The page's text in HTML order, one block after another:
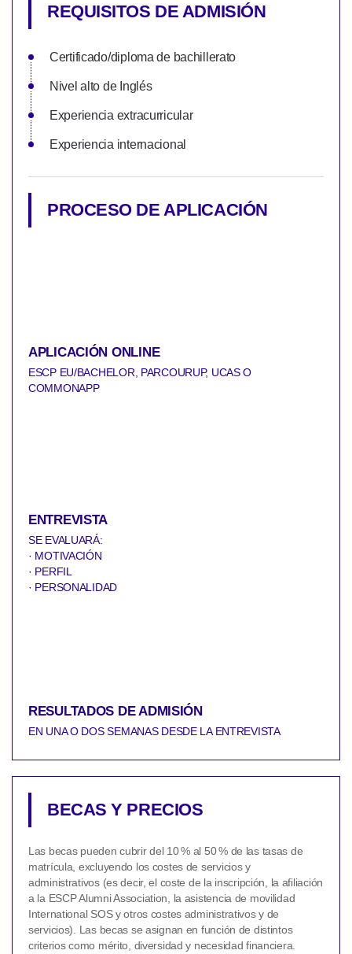
REQUISITOS DE ADMISIÓN
Certificado/diploma de bachillerato
Nivel alto de Inglés
Experiencia extracurricular
Experiencia internacional
PROCESO DE APLICACIÓN
APLICACIÓN ONLINE
ESCP EU/BACHELOR, PARCOURUP, UCAS O
COMMONAPP
ENTREVISTA
SE EVALUARÁ:
· MOTIVACIÓN
· PERFIL
· PERSONALIDAD
RESULTADOS DE ADMISIÓN
EN UNA O DOS SEMANAS DESDE LA ENTREVISTA
BECAS Y PRECIOS
Las becas pueden cubrir del 10 % al 50 % de las tasas de
matrícula, excluyendo los costes de servicios y
administrativos (es decir, el coste de la inscripción, la afiliación
a la ESCP Alumni Association, la asistencia de movilidad
International SOS y otros costes administrativos y de
servicios). Las becas se asignan en función de distintos
criterios como mérito, diversidad y necesidad financiera.